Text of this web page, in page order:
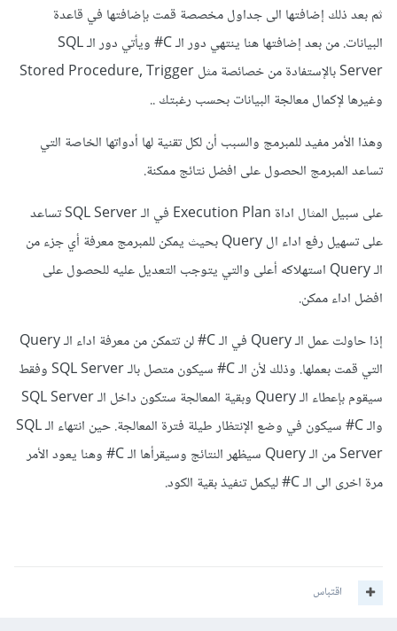
ثم بعد ذلك إضافتها الى جداول مخصصة قمت بإضافتها في قاعدة
البيانات. من بعد إضافتها هنا ينتهي دور الـ C# ويأتي دور الـ SQL
Server بالإستفادة من خصائصة مثل Stored Procedure, Trigger
وغيرها لإكمال معالجة البيانات بحسب رغبتك ..
وهذا الأمر مفيد للمبرمج والسبب أن لكل تقنية لها أدواتها الخاصة التي
تساعد المبرمج الحصول على افضل نتائج ممكنة.
على سبيل المثال اداة Execution Plan في الـ SQL Server تساعد
على تسهيل رفع اداء ال Query بحيث يمكن للمبرمج معرفة أي جزء من
الـ Query استهلاكه أعلى والتي يتوجب التعديل عليه للحصول على
افضل اداء ممكن.
إذا حاولت عمل الـ Query في الـ C# لن تتمكن من معرفة اداء الـ Query
التي قمت بعملها. وذلك لأن الـ C# سيكون متصل بالـ SQL Server وفقط
سيقوم بإعطاء الـ Query وبقية المعالجة ستكون داخل الـ SQL Server
والـ C# سيكون في وضع الإنتظار طيلة فترة المعالجة. حين انتهاء الـ SQL
Server من الـ Query سيظهر النتائج وسيقرأها الـ C# وهنا يعود الأمر
مرة اخرى الى الـ C# ليكمل تنفيذ بقية الكود.
اقتباس